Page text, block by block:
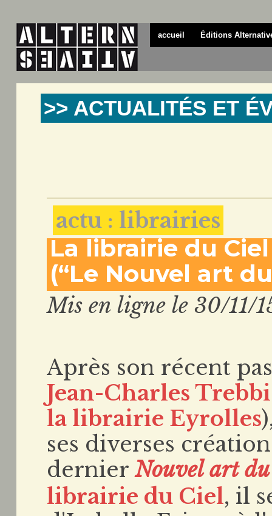
accueil Éditions
>> ACTUALITÉS ET
actu : librairies
La librairie du
(“Le Nouvel art
Mis en ligne le 30/11/
Après son récent
Jean-Charles
la librairie Eyrolles
ses diverses
dernierNouvel art
librairie du Ciel, il